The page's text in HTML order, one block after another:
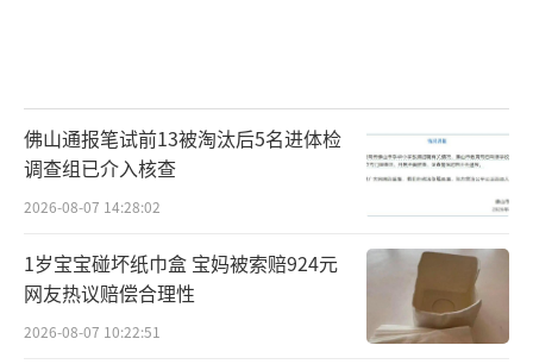
而长益基金会已经在包括施甸县在内的云
南、陕西、重庆等7个省级行政区的160多个村
育社会服务机构7家，激发社区志愿者3000余
名，累计为5000余户计6000余位老人提供了超
过50万人次的养老服务。
佛山通报笔试前13被淘汰后5名进体检
调查组已介入核查
2026-08-07 14:28:02
1岁宝宝碰坏纸巾盒 宝妈被索赔924元
网友热议赔偿合理性
2026-08-07 10:22:51